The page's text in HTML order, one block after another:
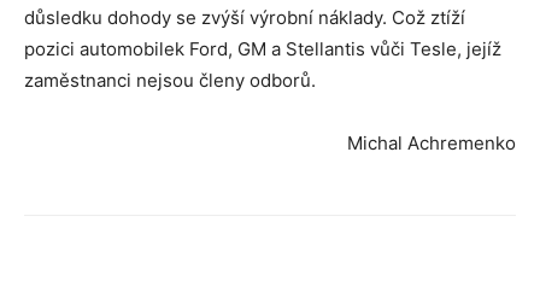
důsledku dohody se zvýší výrobní náklady. Což ztíží
pozici automobilek Ford, GM a Stellantis vůči Tesle, jejíž
zaměstnanci nejsou členy odborů.
Michal Achremenko